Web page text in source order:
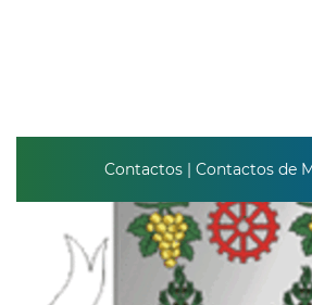
Contactos | Contactos de